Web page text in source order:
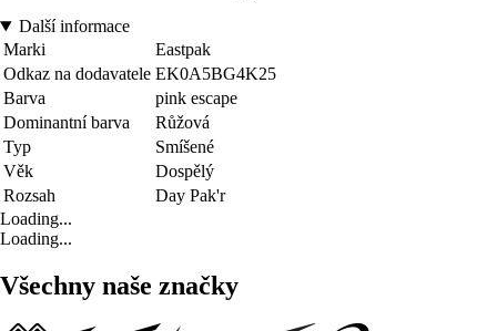
Další informace
Marki
Eastpak
Odkaz na dodavatele EK0A5BG4K25
Barva
pink escape
Dominantní barva
Růžová
Typ
Smíšené
Věk
Dospělý
Rozsah
Day Pak'r
Loading...
Loading...
Všechny naše značky